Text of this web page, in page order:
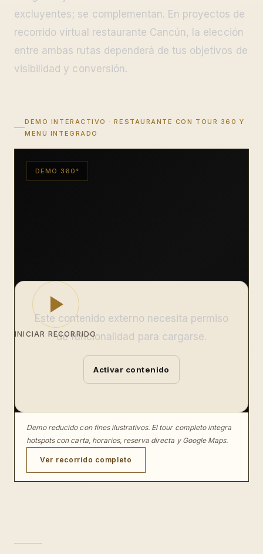
excluyentes; se complementan. En proyectos de
recorrido virtual restaurante Cancún, la elección
entre ambas rutas dependerá de tus objetivos de
visibilidad y conversión.
DEMO INTERACTIVO · RESTAURANTE CON TOUR 360 Y
MENÚ INTEGRADO
DEMO 360°
INICIAR RECORRIDO
Este contenido externo necesita permiso
de funcionalidad para cargarse.
Activar contenido
Demo reducido con fines ilustrativos. El tour completo integra
hotspots con carta, horarios, reserva directa y Google Maps.
Ver recorrido completo